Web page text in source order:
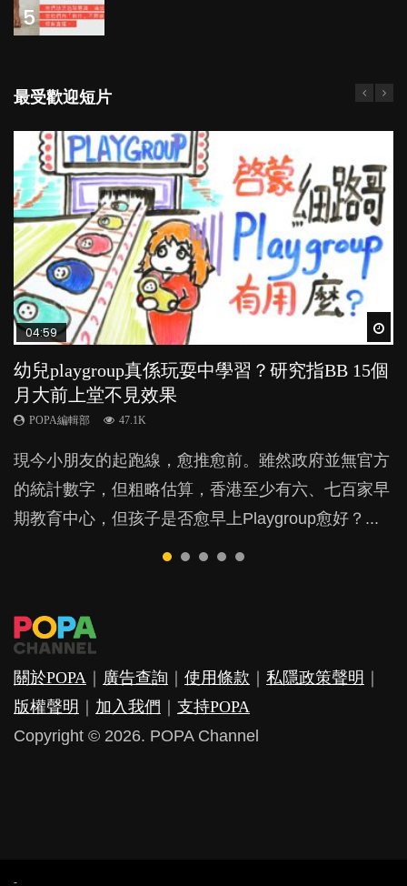
5
最受歡迎短片
04:59
幼兒playgroup真係玩耍中學習？研究指BB 15個
月大前上堂不見效果
POPA編輯部 47.1K
現今小朋友的起跑線，愈推愈前。雖然政府並無官方
的統計數字，但粗略估算，香港至少有六、七百家早
期教育中心，但孩子是否愈早上Playgroup愈好？...
03:39
幼稚園遊戲課 如何刺激幼兒自發學習取代獎勵
與懲罰？
POPA編輯部 33.1K
由美國學者所創的 tools of the mind 課程，學生以遊
戲方式學習，學術能力和自制能力亦明顯比其他小朋
友優勝，到底這課程有何特別之處？...
03:02
老公患產後憂鬱症對BB的影響
POPA編輯部 15.9K
鬱，影響日常生活，嚴重的甚至會有自殺，或傷害小
朋友的念頭。但為何爸爸患上產後抑鬱往往難以察
覺？...
04:06
全職好？在職好？｜全職媽媽與在職媽媽的壓
力與價值
POPA編輯部 25.8K
許多媽媽心底可能都有一刻掙扎過：究竟全職好，還
是在職好。雖說每個家庭都有自己的獨特狀況和考慮
因素，但原來全職和在職媽媽所養育的子女其實都各
03:41
BB口腔期乜都放入口，父母該制止還是放手？
POPA編輯部 25.5K
成吮手指的習慣，大個就很難戒，但原來一刀切阻止
他們放東西入口，隨時會影響孩子的身心發展？...
關於POPA 廣告查詢 使用條款 私隱政策聲明
版權聲明
加入我們
支持POPA
Copyright © 2026. POPA Channel
-